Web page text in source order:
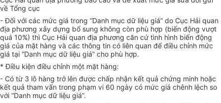
về Tổng cục
- Đối với các mức giá trong “Danh mục dữ liệu giá” do Cục Hải quan
địa phương xây dựng bổ sung không còn phù hợp (biến động vượt
quá 10%) thì Cục Hải quan địa phương căn cứ tình hình biến động
giá của mặt hàng và các thông tin có liên quan để điều chỉnh mức
giá tại “Danh mục dữ liệu giá” cho phù hợp.
* Điều kiện điều chỉnh một mặt hàng:
- Có từ 3 lô hàng trở lên được chấp nhận kết quả chứng minh hoặc
kết quả tham vấn trong phạm vi 60 ngày có mức giá chênh lệch so
với “Danh mục dữ liệu giá”.